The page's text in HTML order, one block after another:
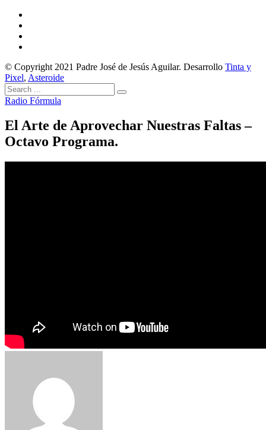
© Copyright 2021 Padre José de Jesús Aguilar. Desarrollo Tinta y
Pixel, Asteroide
Radio Fórmula
El Arte de Aprovechar Nuestras Faltas –
Octavo Programa.